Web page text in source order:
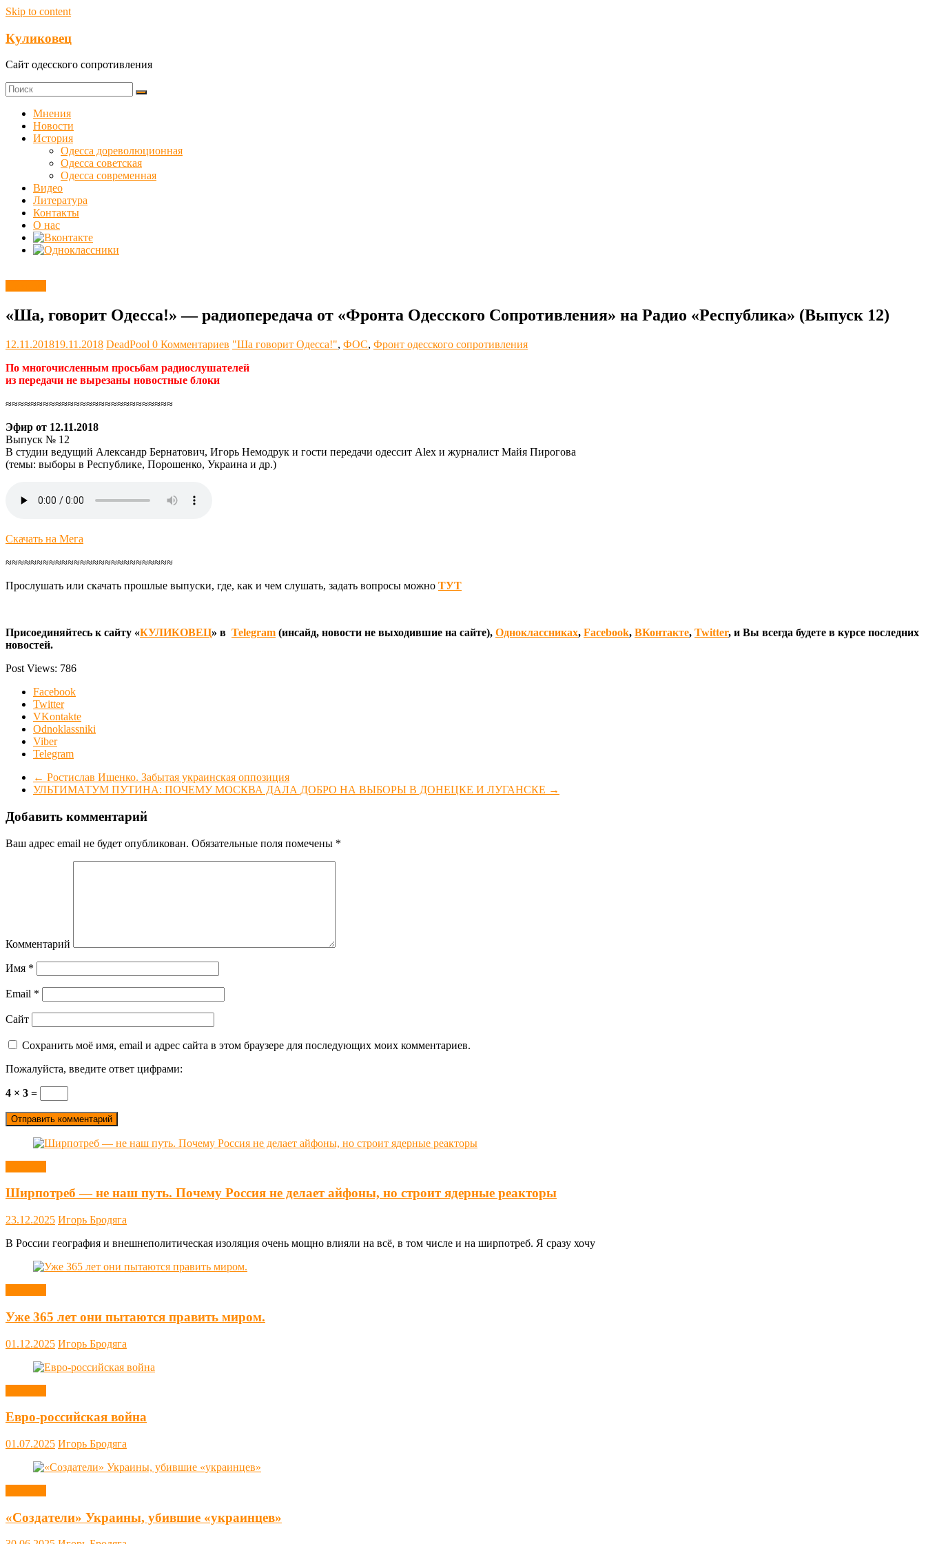
Skip to content
Куликовец
Сайт одесского сопротивления
Мнения
Новости
История
Одесса дореволюционная
Одесса советская
Одесса современная
Видео
Литература
Контакты
О нас
«Ша, говорит Одесса!» — радиопередача от «Фронта Одесского Сопротивления» на Радио «Республика» (Выпуск 12)
12.11.201819.11.2018 DeadPool 0 Комментариев "Ша говорит Одесса!", ФОС, Фронт одесского сопротивления
По многочисленным просьбам радиослушателей
из передачи не вырезаны новостные блоки
≈≈≈≈≈≈≈≈≈≈≈≈≈≈≈≈≈≈≈≈≈≈≈≈≈≈≈
Эфир от 12.11.2018
Выпуск № 12
В студии ведущий Александр Бернатович, Игорь Немодрук и гости передачи одессит Alex и журналист Майя Пирогова
(темы: выборы в Республике, Порошенко, Украина и др.)
Скачать на Мега
≈≈≈≈≈≈≈≈≈≈≈≈≈≈≈≈≈≈≈≈≈≈≈≈≈≈≈
Прослушать или скачать прошлые выпуски, где, как и чем слушать, задать вопросы можно ТУТ
Присоединяйтесь к сайту «КУЛИКОВЕЦ» в Telegram (инсайд, новости не выходившие на сайте), Одноклассниках, Facebook, ВКонтакте, Twitter, и Вы всегда будете в курсе последних
новостей.
Post Views: 786
Facebook
Twitter
VKontakte
Odnoklassniki
Viber
Telegram
← Ростислав Ищенко. Забытая украинская оппозиция
УЛЬТИМАТУМ ПУТИНА: ПОЧЕМУ МОСКВА ДАЛА ДОБРО НА ВЫБОРЫ В ДОНЕЦКЕ И ЛУГАНСКЕ →
Добавить комментарий
Ваш адрес email не будет опубликован. Обязательные поля помечены *
Комментарий
Имя *
Email *
Сайт
Сохранить моё имя, email и адрес сайта в этом браузере для последующих моих комментариев.
Пожалуйста, введите ответ цифрами:
4 × 3 =
Ширпотреб — не наш путь. Почему Россия не делает айфоны, но строит ядерные реакторы
23.12.2025 Игорь Бродяга
В России география и внешнеполитическая изоляция очень мощно влияли на всё, в том числе и на ширпотреб. Я сразу хочу
Уже 365 лет они пытаются править миром.
01.12.2025 Игорь Бродяга
Евро-российская война
01.07.2025 Игорь Бродяга
«Создатели» Украины, убившие «украинцев»